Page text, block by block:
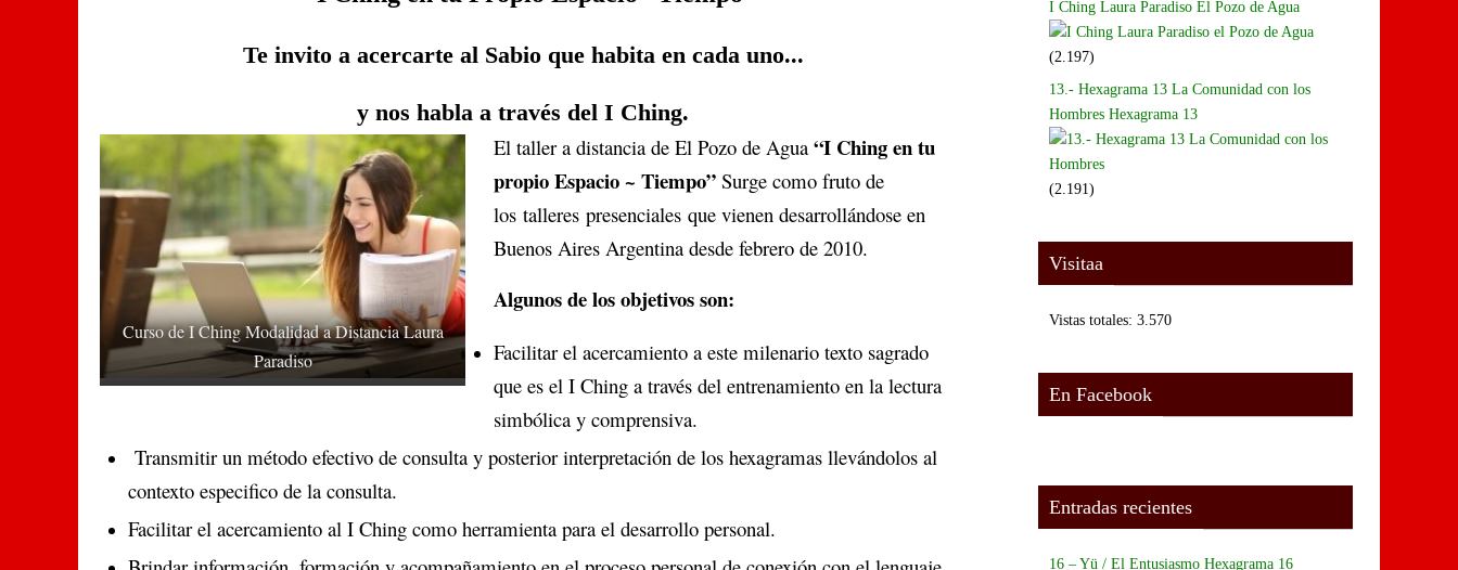
Te invito a acercarte al Sabio que habita en cada uno...
y nos habla a través del I Ching.
Curso de I Ching Modalidad a Distancia Laura
Paradiso
El taller a distancia de El Pozo de Agua “I Ching en tu
propio Espacio ~ Tiempo” Surge como fruto de
los talleres presenciales que vienen desarrollándose en
Buenos Aires Argentina desde febrero de 2010.
Algunos de los objetivos son:
Facilitar el acercamiento a este milenario texto sagrado
que es el I Ching a través del entrenamiento en la lectura
simbólica y comprensiva.
Transmitir un método efectivo de consulta y posterior interpretación de los hexagramas llevándolos al
contexto especifico de la consulta.
Facilitar el acercamiento al I Ching como herramienta para el desarrollo personal.
I Ching Laura Paradiso El Pozo de Agua
(2.197)
13.- Hexagrama 13 La Comunidad con los
Hombres Hexagrama 13
(2.191)
Visitaa
Vistas totales: 3.570
En Facebook
Entradas recientes
16 – Yü / El Entusiasmo Hexagrama 16